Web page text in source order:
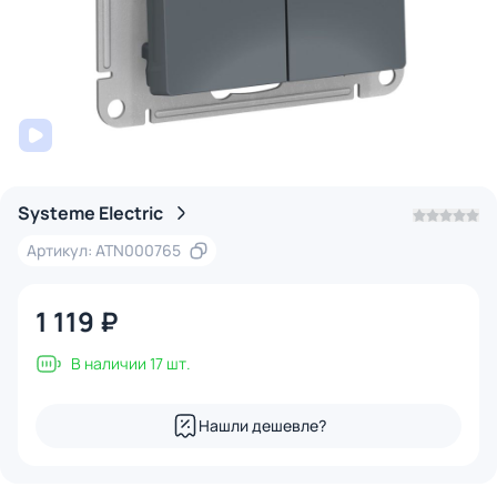
Systeme Electric
Артикул: ATN000765
1 119 ₽
В наличии 17 шт.
Нашли дешевле?